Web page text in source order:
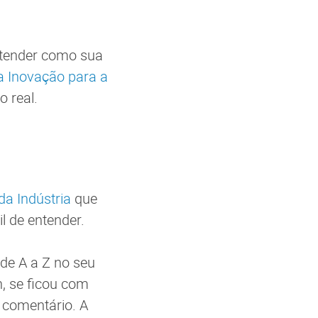
como sua
Inovação para a
real.
Indústria que
de entender.
A a Z no seu
se ficou com
A